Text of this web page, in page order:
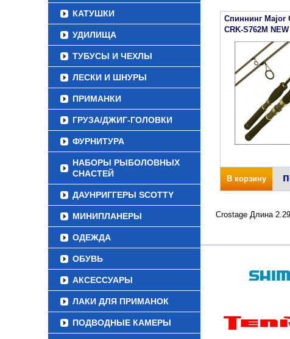
КАТУШКИ
УДИЛИЩА
ТУБУСЫ И ЧЕХЛЫ
ЛЕСКИ И ШНУРЫ
ПРИМАНКИ
ГРУЗА/ДЖИГ-ГОЛОВКИ
ФУРНИТУРА
НАБОРЫ РЫБОЛОВНЫХ
СНАСТЕЙ
ДАУНРИГГЕРЫ SCOTTY
МИНИПЛАНЕРЫ
ОДЕЖДА
ОБУВЬ
АКСЕССУАРЫ
ЛАКИ ДЛЯ ПРИМАНОК
ПОДВОДНЫЕ КАМЕРЫ
Спиннинг Major
CRK-S762M NEW
В корзину
Crostage Длина